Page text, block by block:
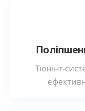
Тюнінг-